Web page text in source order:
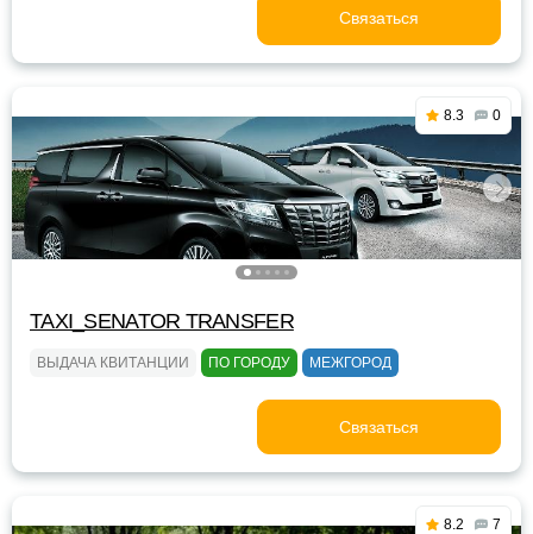
Связаться
8.3 0
TAXI_SENATOR TRANSFER
ВЫДАЧА КВИТАНЦИИ ПО ГОРОДУ МЕЖГОРОД
Связаться
8.2 7